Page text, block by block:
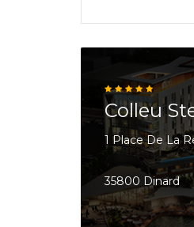
Colleu
1 Place De La
35800 Dinard